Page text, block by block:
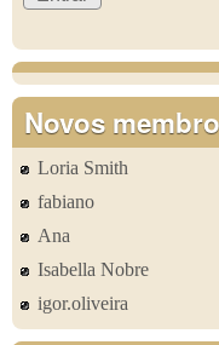
Novos
Loria Smith
fabiano
Ana
Isabella Nobre
igor.oliveira